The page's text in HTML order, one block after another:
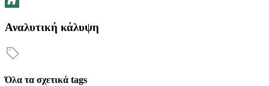
Αναλυτική κάλυψη
Όλα τα σχετικά tags